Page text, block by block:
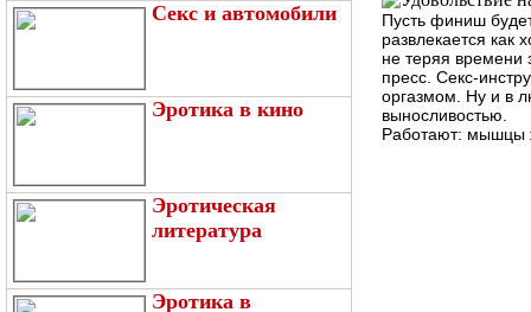
Секс и автомобили
Эротика в кино
Эротическая
литература
Эротика в
Пусть финиш
развлекается как
не теряя времени
пресс. Секс-
оргазмом. Ну и в
выносливостью.
Работают: мышцы